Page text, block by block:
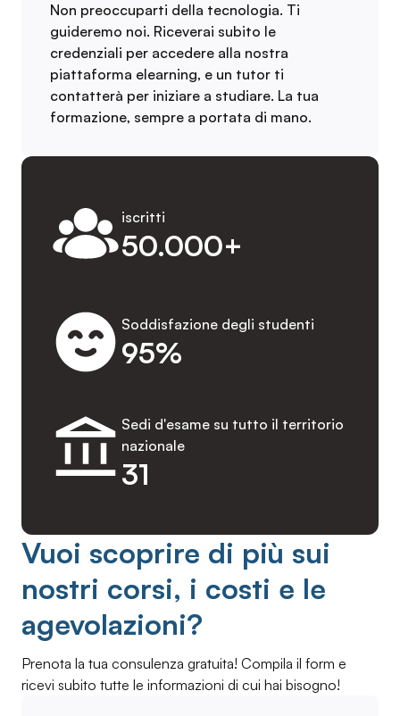
Non preoccuparti della tecnologia. Ti
guideremo noi. Riceverai subito le
credenziali per accedere alla nostra
piattaforma elearning, e un tutor ti
contatterà per iniziare a studiare. La tua
formazione, sempre a portata di mano.
50.000+
iscritti
95%
Soddisfazione degli studenti
31
Sedi d'esame su tutto il territorio
nazionale
Vuoi scoprire di più sui
nostri corsi, i costi e le
agevolazioni?
Prenota la tua consulenza gratuita! Compila il form e
ricevi subito tutte le informazioni di cui hai bisogno!